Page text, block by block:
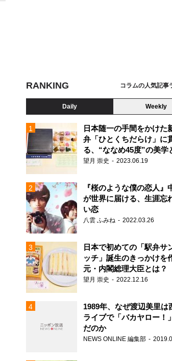
RANKING コラムの人気記事
Daily Weekly
日本随一の手間をかけた
弁「ひとくちだらけ」に
る、“ななめ45度”の美学
望月 崇史 2023.06.19
『桜のような僕の恋人』
が世界に届ける、生涯忘
い恋
八雲 ふみね 2022.03.26
日本で初めての「駅弁サ
ッチ」誕生のきっかけを
元・内閣総理大臣とは？
望月 崇史 2022.12.16
1989年、なぜ渡辺美里は
ライブで「バカヤロー！
だのか
NEWS ONLINE 編集部